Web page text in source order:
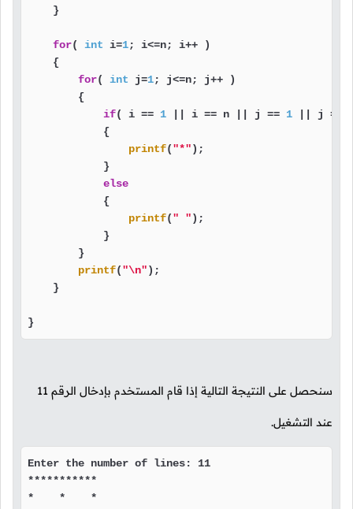
    }
for( int i=1; i<=n; i++ )
    {
for( int j=1; j<=n; j++ )
        {
if( i == 1 || i == n || j == 1 || j ==
            {
printf("*");
            }
else
            {
printf(" ");
            }
        }
printf("\n");
    }
}
سنحصل على النتيجة التالية إذا قام المستخدم بإدخال الرقم 11
عند التشغيل.
Enter the number of lines: 11
***********
*    *    *